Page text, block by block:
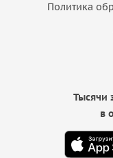
Политика
Тысячи
в